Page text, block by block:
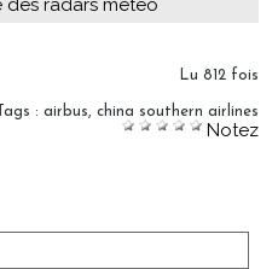
des radars météo
Lu 812 fois
Tags : airbus, china southern airlines
Notez